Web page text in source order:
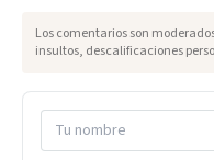
Los comentarios son
insultos, descalificaciones